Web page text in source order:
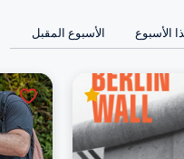
الأسبوع الأسبوع المقبل